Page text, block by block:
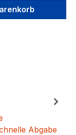
Abgabe